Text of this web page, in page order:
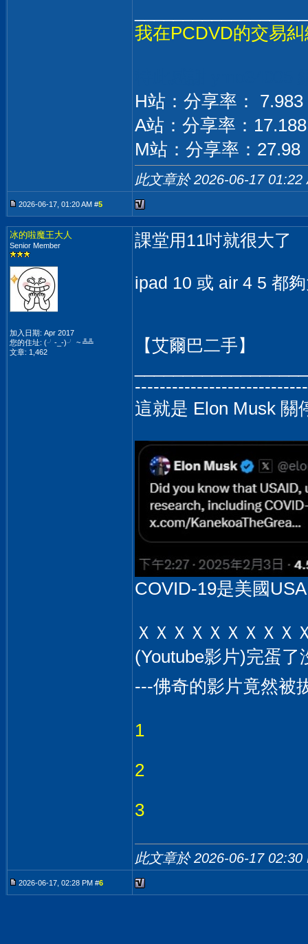
我在PCDVD的交易
H站：分享率：
A站：分享率：
M站：分享率：
此文章於 2026-06-17 01:22
2026-06-17, 01:20 AM #5
冰的啦魔王大人
Senior Member
加入日期: Apr 2017
您的住址: (╯-_-)╯ ~ ╩╩
文章: 1,462
課堂用11吋就很大了
ipad 10 或 air 4 5 都
【艾爾巴二手】
這就是 Elon Musk 關
COVID-19是美國
ＸＸＸＸＸＸＸＸＸ
(Youtube影片)完蛋
---佛奇的影片竟然被
1
2
3
此文章於 2026-06-17 02:30
2026-06-17, 02:28 PM #6